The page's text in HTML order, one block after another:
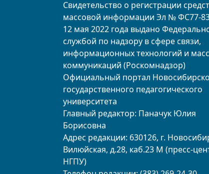
Свидетельство о регистрации
массовой информации Эл № ФС77-
12 мая 2022 года выдано
службой по надзору в сфере связи,
информационных технологий и
коммуникаций (Роскомнадзор)
Официальный портал
государственного педагогического
университета
Главный редактор: Паначук Юлия
Борисовна
Адрес редакции: 630126, г.
Вилюйская, д.28, каб.23 М (пресс-
НГПУ)